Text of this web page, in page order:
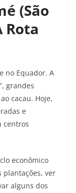
(São
Rota
no Equador. A
grandes
cacau. Hoje,
e
centros
econômico
plantações, ver
alguns dos